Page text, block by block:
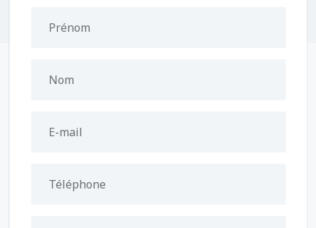
Prénom
Nom
E-mail
Téléphone